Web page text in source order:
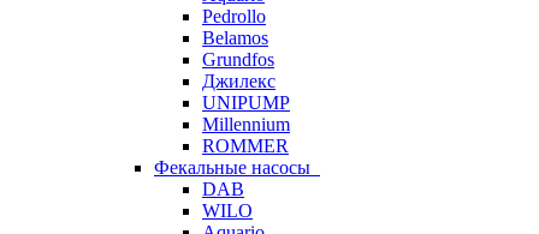
Pedrollo
Belamos
Grundfos
Джилекс
UNIPUMP
Millennium
ROMMER
Фекальные насосы
DAB
WILO